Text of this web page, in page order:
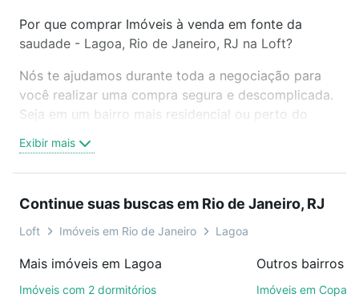
Por que comprar Imóveis à venda em fonte da
saudade - Lagoa, Rio de Janeiro, RJ na Loft?
Nós te ajudamos durante toda a negociação para
você realizar uma compra segura e descomplicada.
Seja em um bairro mais residencial ou perto do
oferta ideal de Imóveis à venda em fonte da
saudade - Lagoa, Rio de Janeiro, RJ para conquistar
videochamada, é grátis, sem compromisso e você
ainda conta com mais de 46 mil corretores e
de imóveis.
Exibir mais
Continue suas buscas em Rio de Janeiro, RJ
Loft Imóveis em Rio de Janeiro Lagoa
Mais imóveis em Lagoa
Imóveis com 2 dormitórios
Imóveis em